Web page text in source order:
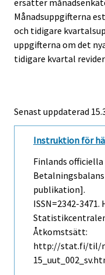
Månadsuppgifterna
och tidigare
uppgifterna om det
tidigare kvartal
Senast uppdaterad
Instruktion för
Finlands
publikation].
ISSN=2342-
Åtkomstsätt:
http://stat.fi/til/